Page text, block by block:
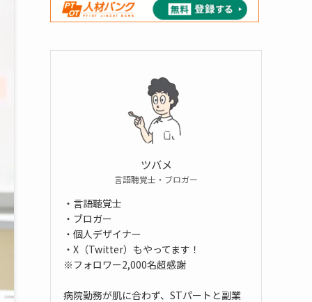
ツバメ
言語聴覚士・ブロガー
・言語聴覚士
・ブロガー
・個人デザイナー
・X（Twitter）もやってます！
※フォロワー2,000名超感謝
病院勤務が肌に合わず、STパートと副業